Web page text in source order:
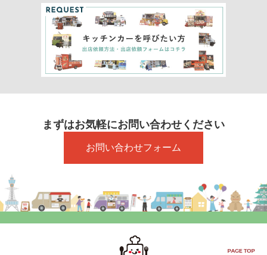
まずはお気軽にお問い合わせください
お問い合わせフォーム